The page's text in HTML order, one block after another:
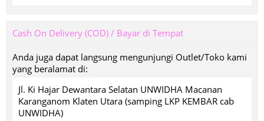
Cash On Delivery (COD) / Bayar di Tempat
Anda juga dapat langsung mengunjungi Outlet/Toko kami
yang beralamat di:
Jl. Ki Hajar Dewantara Selatan UNWIDHA Macanan
Karanganom Klaten Utara (samping LKP KEMBAR cab
UNWIDHA)